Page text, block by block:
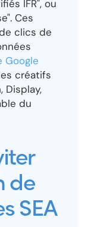
IFR", ou
Ces
clics de
Google
créatifs
Display,
du
de
SEA